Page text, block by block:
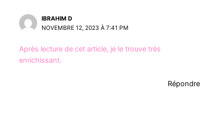
IBRAHIM D
NOVEMBRE 12, 2023 À 7:41 PM
Après lecture de cet article, je le trouve très
enrichissant.
Répondre